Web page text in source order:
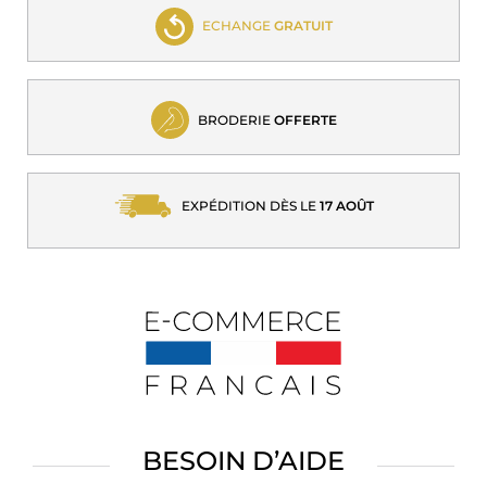
ECHANGE GRATUIT
BRODERIE OFFERTE
EXPÉDITION DÈS LE 17 AOÛT
BESOIN D’AIDE